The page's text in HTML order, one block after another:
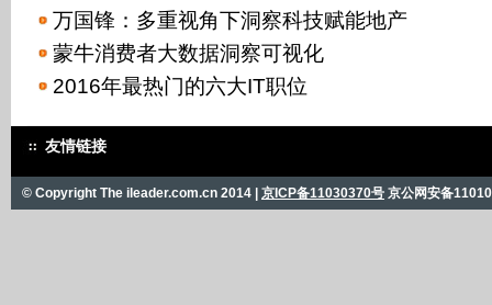
万国锋：多重视角下洞察科技赋能地产
蒙牛消费者大数据洞察可视化
2016年最热门的六大IT职位
友情链接
© Copyright The ileader.com.cn 2014 | 京ICP备11030370号 京公网安备